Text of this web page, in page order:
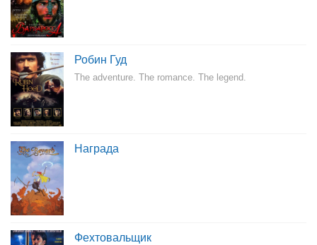
Робин Гуд
The adventure. The romance. The legend.
Награда
Фехтовальщик